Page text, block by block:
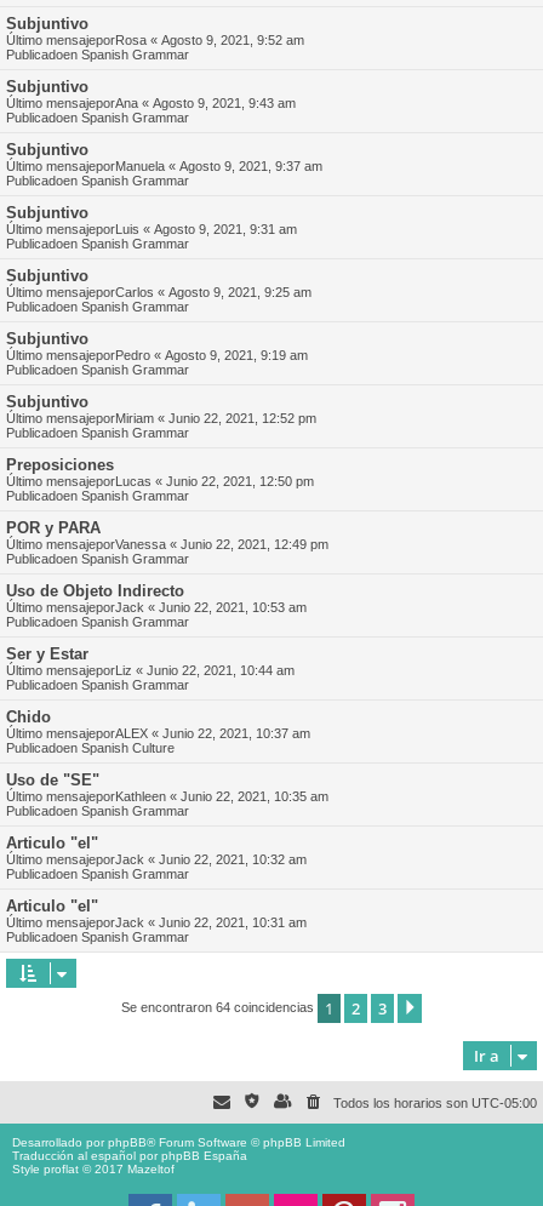
Subjuntivo
Último mensajeporRosa « Agosto 9, 2021, 9:52 am
Publicadoen Spanish Grammar
Subjuntivo
Último mensajeporAna « Agosto 9, 2021, 9:43 am
Publicadoen Spanish Grammar
Subjuntivo
Último mensajeporManuela « Agosto 9, 2021, 9:37 am
Publicadoen Spanish Grammar
Subjuntivo
Último mensajeporLuis « Agosto 9, 2021, 9:31 am
Publicadoen Spanish Grammar
Subjuntivo
Último mensajeporCarlos « Agosto 9, 2021, 9:25 am
Publicadoen Spanish Grammar
Subjuntivo
Último mensajeporPedro « Agosto 9, 2021, 9:19 am
Publicadoen Spanish Grammar
Subjuntivo
Último mensajeporMiriam « Junio 22, 2021, 12:52 pm
Publicadoen Spanish Grammar
Preposiciones
Último mensajeporLucas « Junio 22, 2021, 12:50 pm
Publicadoen Spanish Grammar
POR y PARA
Último mensajeporVanessa « Junio 22, 2021, 12:49 pm
Publicadoen Spanish Grammar
Uso de Objeto Indirecto
Último mensajeporJack « Junio 22, 2021, 10:53 am
Publicadoen Spanish Grammar
Ser y Estar
Último mensajeporLiz « Junio 22, 2021, 10:44 am
Publicadoen Spanish Grammar
Chido
Último mensajeporALEX « Junio 22, 2021, 10:37 am
Publicadoen Spanish Culture
Uso de "SE"
Último mensajeporKathleen « Junio 22, 2021, 10:35 am
Publicadoen Spanish Grammar
Articulo "el"
Último mensajeporJack « Junio 22, 2021, 10:32 am
Publicadoen Spanish Grammar
Articulo "el"
Último mensajeporJack « Junio 22, 2021, 10:31 am
Publicadoen Spanish Grammar
Se encontraron 64 coincidencias 1 2 3
Ir a
Todos los horarios son UTC-05:00
Desarrollado porphpBB® Forum Software © phpBB Limited
Traducción al español porphpBB España
Style proflat © 2017 Mazeltof